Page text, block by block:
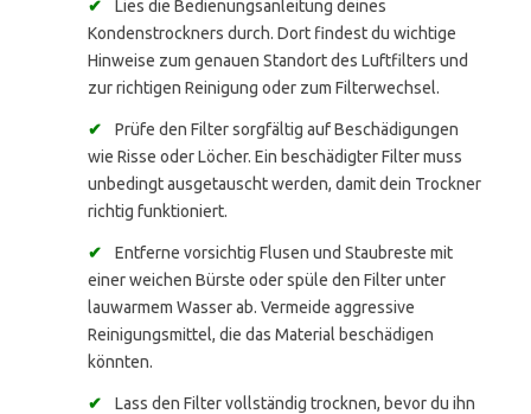
✔
Lies die Bedienungsanleitung deines
Kondenstrockners durch. Dort findest du wichtige
Hinweise zum genauen Standort des Luftfilters und
zur richtigen Reinigung oder zum Filterwechsel.
✔
Prüfe den Filter sorgfältig auf Beschädigungen
wie Risse oder Löcher. Ein beschädigter Filter muss
unbedingt ausgetauscht werden, damit dein Trockner
richtig funktioniert.
✔
Entferne vorsichtig Flusen und Staubreste mit
einer weichen Bürste oder spüle den Filter unter
lauwarmem Wasser ab. Vermeide aggressive
Reinigungsmittel, die das Material beschädigen
könnten.
✔
Lass den Filter vollständig trocknen, bevor du ihn